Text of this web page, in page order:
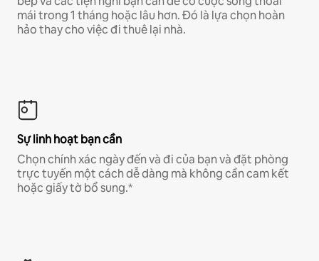
mái trong 1 tháng hoặc lâu hơn. Đó là lựa chọn hoàn
hảo thay cho việc đi thuê lại nhà.
Sự linh hoạt bạn cần
Chọn chính xác ngày đến và đi của bạn và đặt phòng
trực tuyến một cách dễ dàng mà không cần cam kết
hoặc giấy tờ bổ sung.*